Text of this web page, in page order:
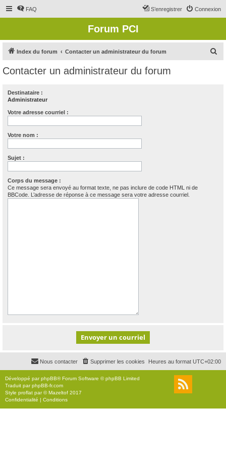
FAQ Connexion
S’enregistrer
Forum PCI
Index du forum Contacter un administrateur du forum
Contacter un administrateur du forum
Destinataire :
Administrateur
Votre adresse courriel :
Votre nom :
Sujet :
Corps du message :
Ce message sera envoyé au format texte, ne pas inclure de code HTML ni de
BBCode. L’adresse de réponse à ce message sera votre adresse courriel.
Heures au format UTC+02:00
Supprimer les cookies
Nous contacter
Développé parphpBB® Forum Software © phpBB Limited
Traduit parphpBB-fr.com
Style proflat par ©Mazeltof 2017
Confidentialité | Conditions